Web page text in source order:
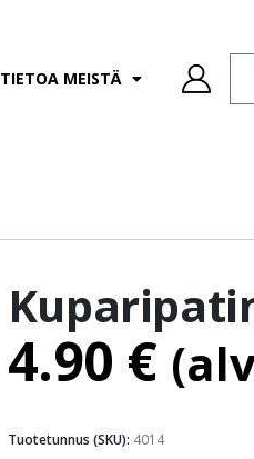
TIETOA MEISTÄ
4.90 €
Tuotetunnus (SKU): 4014